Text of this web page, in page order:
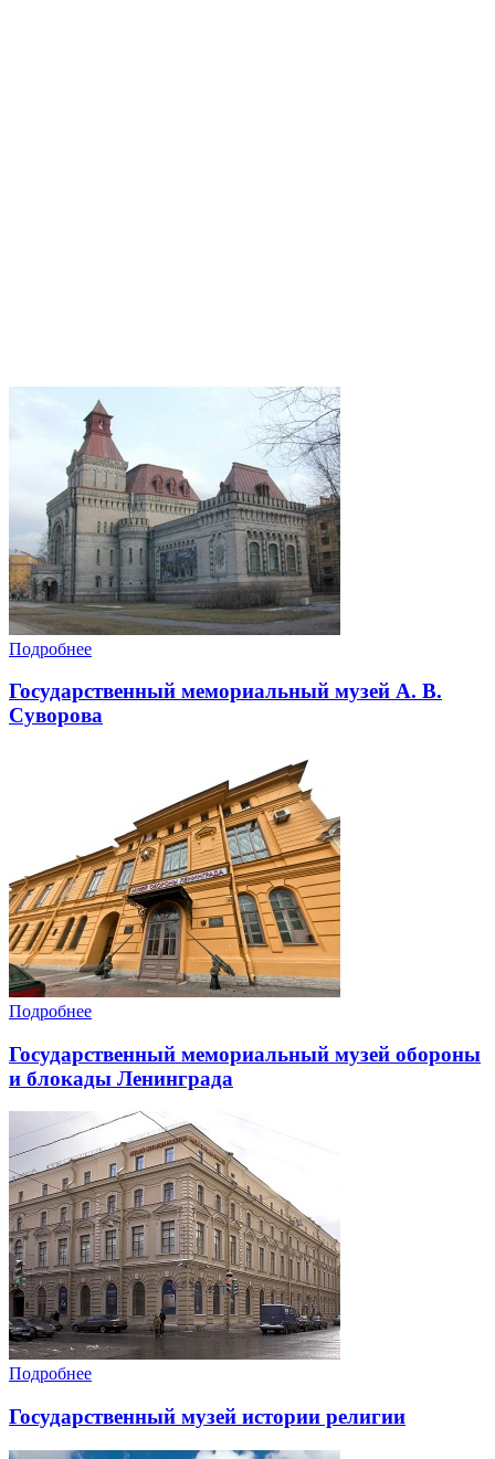
Подробнее
Государственный мемориальный музей А. В.
Суворова
Подробнее
Государственный мемориальный музей обороны
и блокады Ленинграда
Подробнее
Государственный музей истории религии